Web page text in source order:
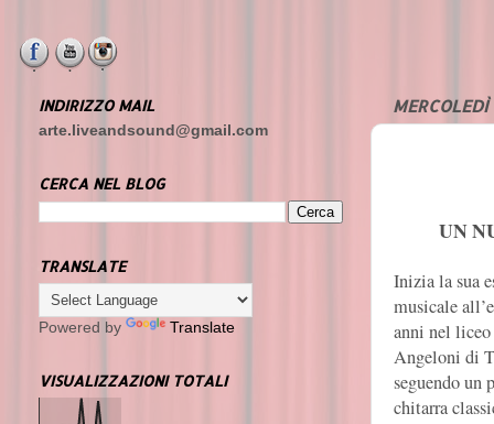
UN
Inizia la sua
musicale
anni nel
Angeloni di
seguendo un
chitarra
INDIRIZZO MAIL
arte.liveandsound@gmail.com
CERCA NEL BLOG
TRANSLATE
Powered by Translate
VISUALIZZAZIONI TOTALI